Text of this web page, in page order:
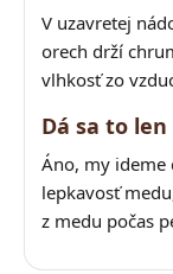
V uzavretej
orech drží
vlhkosť zo
Dá sa to
Áno, my ideme
lepkavosť
z medu počas